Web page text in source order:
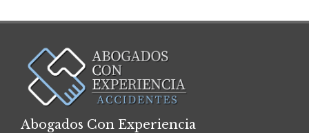
Abogados Con Experiencia